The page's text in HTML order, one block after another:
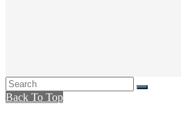
Back To Top